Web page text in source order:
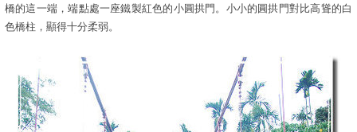
橋的這一端，端點處一座鐵製紅色的小圓拱門。小小的圓拱門對比高聳的白
色橋柱，顯得十分柔弱。